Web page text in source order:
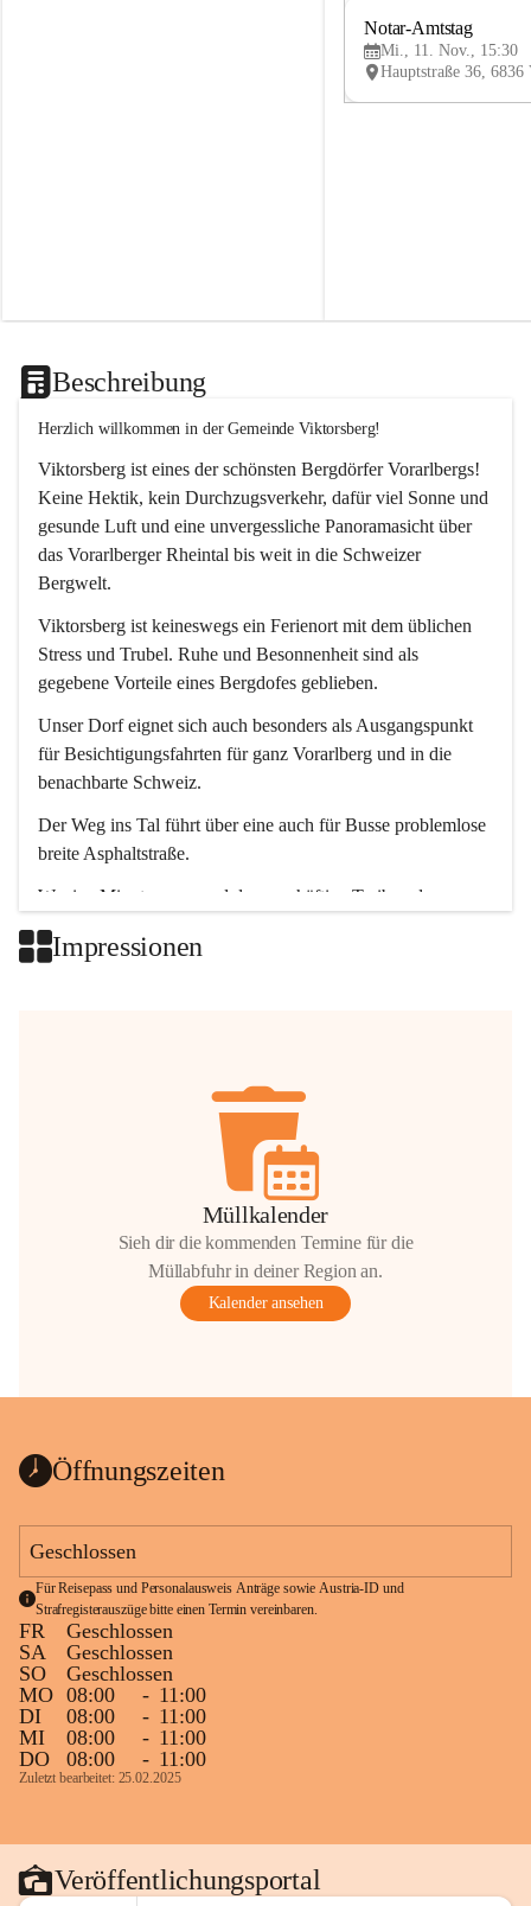
Notar-Amtstag
Mi., 11. Nov., 15:30
Beschreibung
Herzlich willkommen in der Gemeinde Viktorsberg!
Viktorsberg ist eines der schönsten Bergdörfer Vorarlbergs!
Keine Hektik, kein Durchzugsverkehr, dafür viel Sonne und
gesunde Luft und eine unvergessliche Panoramasicht über
das Vorarlberger Rheintal bis weit in die Schweizer
Bergwelt.
Viktorsberg ist keineswegs ein Ferienort mit dem üblichen
Stress und Trubel. Ruhe und Besonnenheit sind als
gegebene Vorteile eines Bergdofes geblieben.
Unser Dorf eignet sich auch besonders als Ausgangspunkt
für Besichtigungsfahrten für ganz Vorarlberg und in die
benachbarte Schweiz.
Der Weg ins Tal führt über eine auch für Busse problemlose
breite Asphaltstraße.
Wenige Minuten nur, und das geschäftige Treiben der
Impressionen
Müllkalender
Sieh dir die kommenden Termine für die
Müllabfuhr in deiner Region an.
Kalender ansehen
Öffnungszeiten
Geschlossen
Für Reisepass und Personalausweis Anträge sowie Austria-ID und
Strafregisterauszüge bitte einen Termin vereinbaren.
FR
Geschlossen
SA
Geschlossen
SO
Geschlossen
MO 08:00 - 11:00
DI
08:00 - 11:00
MI
08:00 - 11:00
DO
08:00 - 11:00
Zuletzt bearbeitet: 25.02.2025
Veröffentlichungsportal